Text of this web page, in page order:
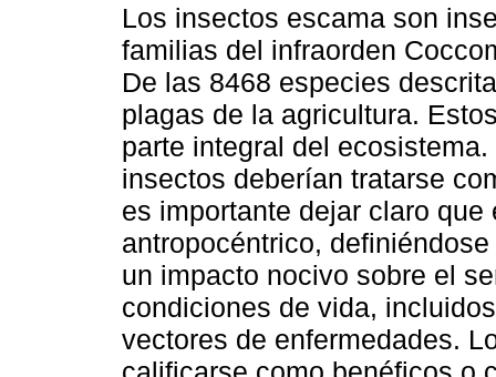
Los insectos escama son
familias del infraorden
De las 8468 especies
plagas de la agricultura.
parte integral del
insectos deberían tratarse
es importante dejar claro que
antropocéntrico,
un impacto nocivo sobre el
condiciones de vida,
vectores de enfermedades.